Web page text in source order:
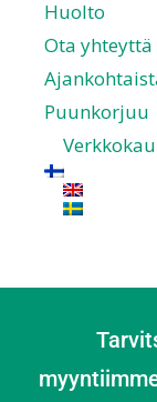
Huolto
Ota yhteyttä
Puunkorjuu